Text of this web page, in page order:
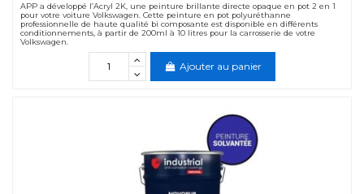
APP a développé l’Acryl 2K, une peinture brillante directe opaque en pot 2 en 1
pour votre voiture Volkswagen. Cette peinture en pot polyuréthanne
professionnelle de haute qualité bi composante est disponible en différents
conditionnements, à partir de 200ml à 10 litres pour la carrosserie de votre
Volkswagen.
Ajouter au panier